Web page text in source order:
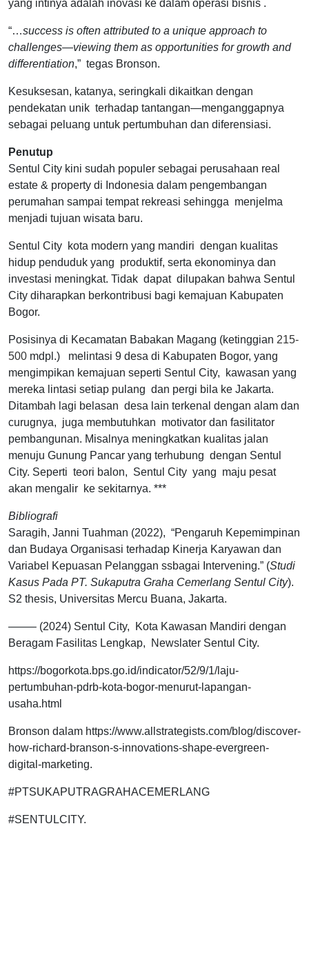
yang intinya adalah inovasi ke dalam operasi bisnis .
“…success is often attributed to a unique approach to
challenges—viewing them as opportunities for growth and
differentiation,” tegas Bronson.
Kesuksesan, katanya, seringkali dikaitkan dengan
pendekatan unik terhadap tantangan—menganggapnya
sebagai peluang untuk pertumbuhan dan diferensiasi.
Penutup
Sentul City kini sudah populer sebagai perusahaan real
estate & property di Indonesia dalam pengembangan
perumahan sampai tempat rekreasi sehingga menjelma
menjadi tujuan wisata baru.
Sentul City kota modern yang mandiri dengan kualitas
hidup penduduk yang produktif, serta ekonominya dan
investasi meningkat. Tidak dapat dilupakan bahwa Sentul
City diharapkan berkontribusi bagi kemajuan Kabupaten
Bogor.
Posisinya di Kecamatan Babakan Magang (ketinggian 215-
500 mdpl.) melintasi 9 desa di Kabupaten Bogor, yang
mengimpikan kemajuan seperti Sentul City, kawasan yang
mereka lintasi setiap pulang dan pergi bila ke Jakarta.
Ditambah lagi belasan desa lain terkenal dengan alam dan
curugnya, juga membutuhkan motivator dan fasilitator
pembangunan. Misalnya meningkatkan kualitas jalan
menuju Gunung Pancar yang terhubung dengan Sentul
City. Seperti teori balon, Sentul City yang maju pesat
akan mengalir ke sekitarnya. ***
Bibliografi
Saragih, Janni Tuahman (2022), “Pengaruh Kepemimpinan
dan Budaya Organisasi terhadap Kinerja Karyawan dan
Variabel Kepuasan Pelanggan ssbagai Intervening.” (Studi
Kasus Pada PT. Sukaputra Graha Cemerlang Sentul City).
S2 thesis, Universitas Mercu Buana, Jakarta.
——– (2024) Sentul City, Kota Kawasan Mandiri dengan
Beragam Fasilitas Lengkap, Newslater Sentul City.
https://bogorkota.bps.go.id/indicator/52/9/1/laju-
pertumbuhan-pdrb-kota-bogor-menurut-lapangan-
usaha.html
Bronson dalam https://www.allstrategists.com/blog/discover-
how-richard-branson-s-innovations-shape-evergreen-
digital-marketing.
#PTSUKAPUTRAGRAHACEMERLANG
#SENTULCITY.